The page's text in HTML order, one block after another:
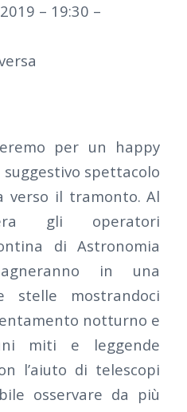
– 19:30 –
per un happy
spettacolo
verso il tramonto. Al
gli operatori
di Astronomia
in una
stelle mostrandoci
notturno e
miti e leggende
l’aiuto di telescopi
osservare da più